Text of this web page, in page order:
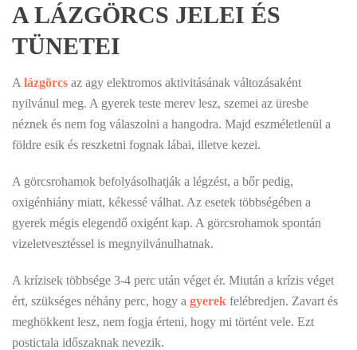
A LÁZGÖRCS JELEI ÉS
TÜNETEI
A lázgörcs az agy elektromos aktivitásának változásaként
nyilvánul meg. A gyerek teste merev lesz, szemei az üresbe
néznek és nem fog válaszolni a hangodra. Majd eszméletlenül a
földre esik és reszketni fognak lábai, illetve kezei.
A görcsrohamok befolyásolhatják a légzést, a bőr pedig,
oxigénhiány miatt, kékessé válhat. Az esetek többségében a
gyerek mégis elegendő oxigént kap. A görcsrohamok spontán
vizeletvesztéssel is megnyilvánulhatnak.
A krízisek többsége 3-4 perc után véget ér. Miután a krízis véget
ért, szükséges néhány perc, hogy a gyerek felébredjen. Zavart és
meghökkent lesz, nem fogja érteni, hogy mi történt vele. Ezt
postictala időszaknak nevezik.